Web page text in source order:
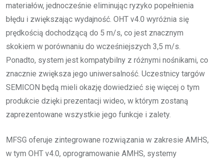
materiałów, jednocześnie eliminując ryzyko popełnienia
błędu i zwiększając wydajność. OHT v4.0 wyróżnia się
prędkością dochodzącą do 5 m/s, co jest znacznym
skokiem w porównaniu do wcześniejszych 3,5 m/s.
Ponadto, system jest kompatybilny z różnymi nośnikami, co
znacznie zwiększa jego uniwersalność. Uczestnicy targów
SEMICON będą mieli okazję dowiedzieć się więcej o tym
produkcie dzięki prezentacji wideo, w którym zostaną
zaprezentowane wszystkie jego funkcje i zalety.
MFSG oferuje zintegrowane rozwiązania w zakresie AMHS,
w tym OHT v4.0, oprogramowanie AMHS, systemy